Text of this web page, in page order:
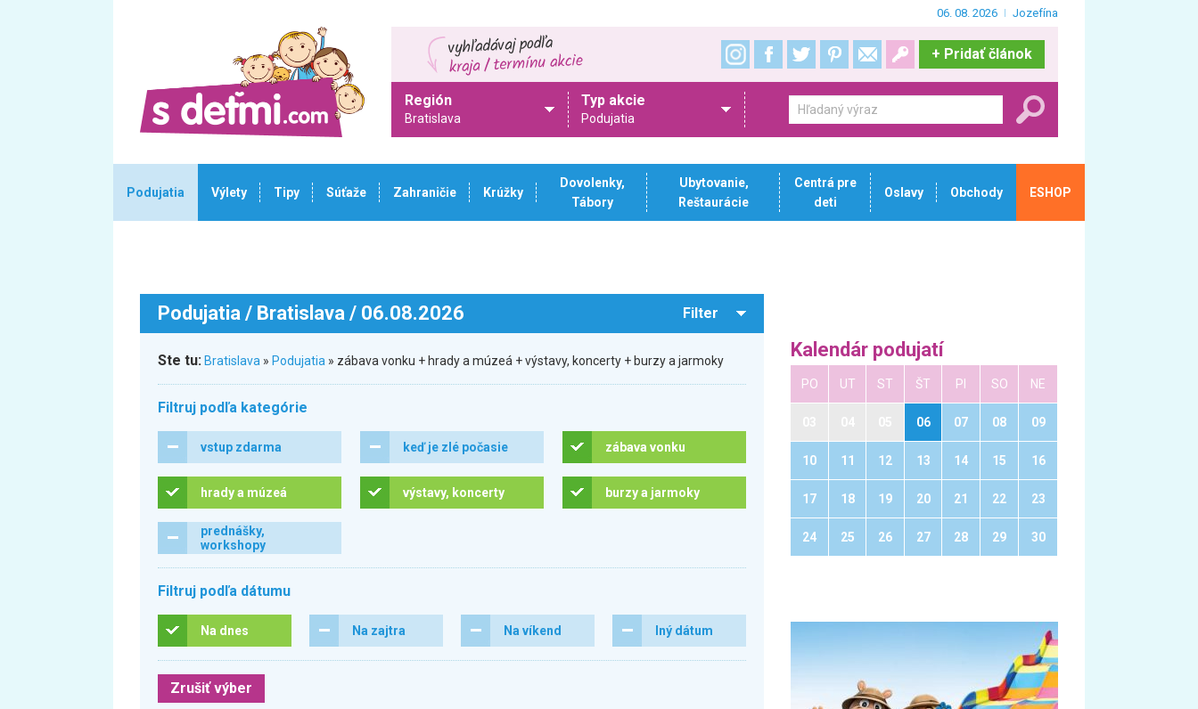
06. 08. 2026 Jozefína
+ Pridať článok
Región
Bratislava
Typ akcie
Podujatia
Podujatia Výlety Tipy Súťaže Zahraničie Krúžky
Dovolenky,
Tábory
Ubytovanie,
Reštaurácie
Centrá pre
deti
Oslavy Obchody ESHOP
Podujatia / Bratislava / 06.08.2026 Filter
Ste tu: Bratislava » Podujatia » zábava vonku + hrady a múzeá + výstavy, koncerty + burzy a jarmoky
Filtruj podľa kategórie
vstup zdarma keď je zlé počasie zábava vonku
hrady a múzeá výstavy, koncerty burzy a jarmoky
prednášky,
workshopy
Filtruj podľa dátumu
Na dnes Na zajtra Na víkend Iný dátum
Zrušiť výber
Kalendár podujatí
PO UT ST ŠT PI SO NE
06 07 08 09
10 11 12 13 14 15 16
17 18 19 20 21 22 23
24 25 26 27 28 29 30